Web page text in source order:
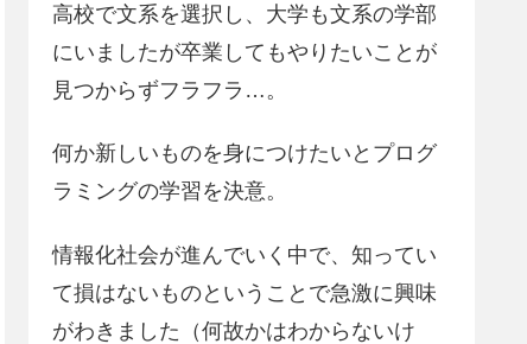
高校で文系を選択し、大学も文系の学部
にいましたが卒業してもやりたいことが
見つからずフラフラ…。
何か新しいものを身につけたいとプログ
ラミングの学習を決意。
情報化社会が進んでいく中で、知ってい
て損はないものということで急激に興味
がわきました（何故かはわからないけ